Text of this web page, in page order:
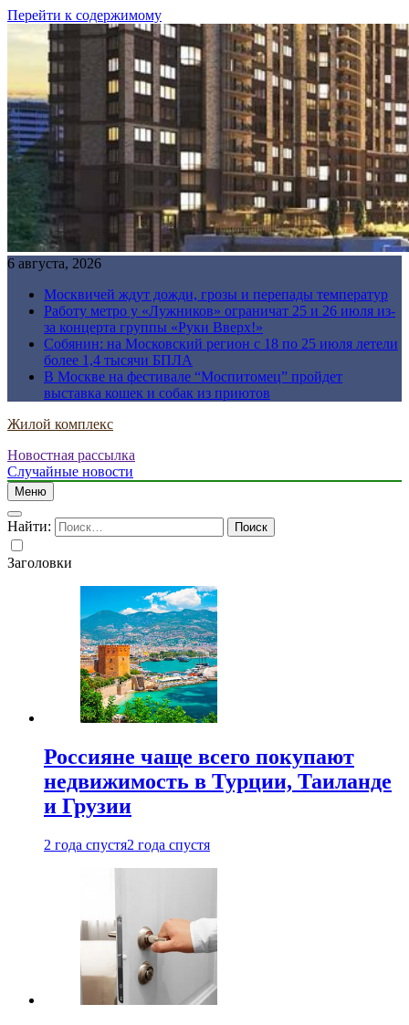
Перейти к содержимому
6 августа, 2026
Москвичей ждут дожди, грозы и перепады температур
Работу метро у «Лужников» ограничат 25 и 26 июля из-
за концерта группы «Руки Вверх!»
Собянин: на Московский регион с 18 по 25 июля летели
более 1,4 тысячи БПЛА
В Москве на фестивале “Моспитомец” пройдет
выставка кошек и собак из приютов
Жилой комплекс
Новостная рассылка
Случайные новости
Меню
Найти:
Заголовки
Россияне чаще всего покупают
недвижимость в Турции, Таиланде
и Грузии
2 года спустя2 года спустя